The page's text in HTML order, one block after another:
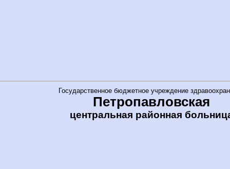
Государственное бюджетное учреждение
Петропавловская
центральная районная